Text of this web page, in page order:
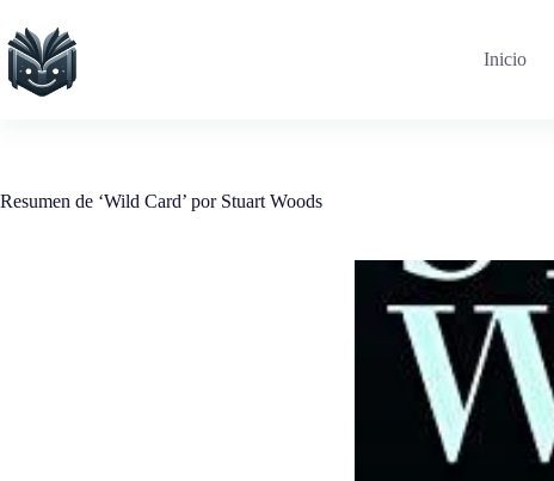
contenido
Inicio
Resumen de ‘Wild Card’ por Stuart Woods